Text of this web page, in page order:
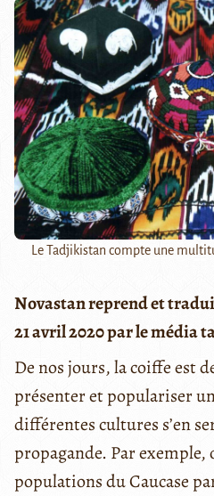
Le Tadjikistan compte une
Novastan reprend et
21 avril 2020 par le média
De nos jours, la coiffe est
présenter et populariser
différentes cultures s’en
propagande. Par exemple,
populations du Caucase